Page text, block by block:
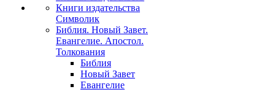
Книги издательства
Символик
Библия. Новый Завет.
Евангелие. Апостол.
Толкования
Библия
Новый Завет
Евангелие